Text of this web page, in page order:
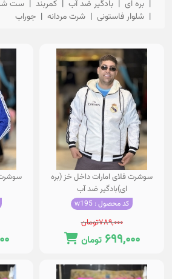
بره ای
بادگیر ضد آب کمربند
ست
شلوار فاستونی
شرت مردانه جوراب
سوشرت فلای امارات داخل خز (بره
ای)بادگیر ضد آب
کد محصول : w195
۷۸۹,۰۰۰تومان
۶۹۹,۰۰۰ تومان
سوشرت